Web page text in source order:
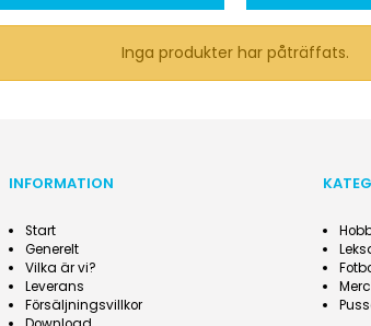
Inga produkter har påträffats.
INFORMATION
Start
Generelt
Vilka är vi?
Leverans
Försäljningsvillkor